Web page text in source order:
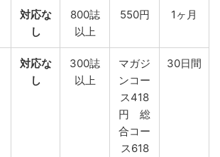
対応な
し
800誌
以上
550円 1ヶ月
対応な
し
300誌
以上
マガジ
ンコー
ス418
円 総
合コー
ス618
30日間